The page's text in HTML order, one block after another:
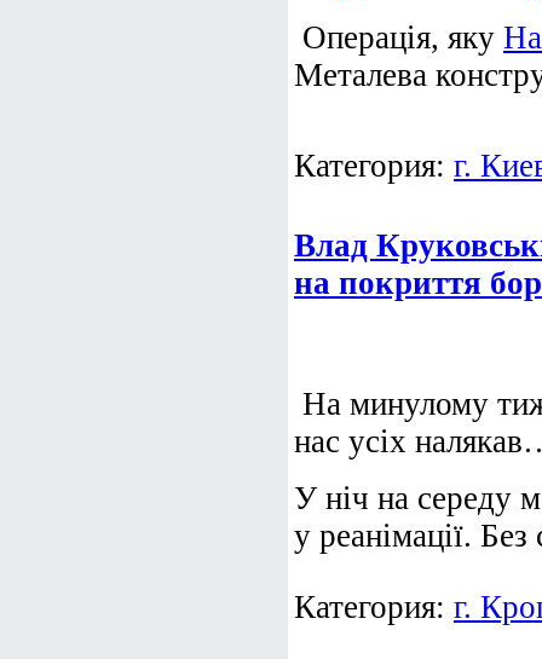
Операція, яку
Металева
Категория: г.
Влад
на покриття
На минулому
нас усіх
У ніч на середу
у реанімації. Без
Категория: г.